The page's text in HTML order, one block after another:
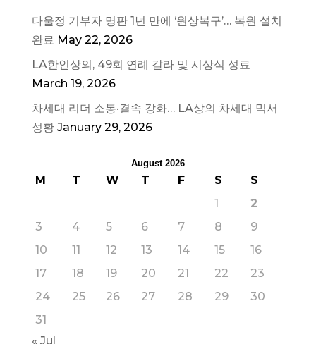
다울정 기부자 명판 1년 만에 ‘원상복구’… 복원 설치
완료 May 22, 2026
LA한인상의, 49회 연례 갈라 및 시상식 성료
March 19, 2026
차세대 리더 소통·결속 강화… LA상의 차세대 믹서
성황 January 29, 2026
August 2026
M T W T F S
S
1
2
3
4 5 6 7 8
9
10
11 12 13 14 15
16
17
18 19 20 21 22
23
24
25 26 27 28 29
30
31
« Jul